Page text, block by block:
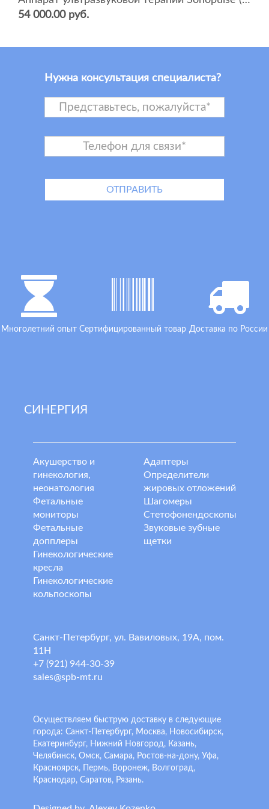
54 000.00 руб.
Нужна консультация специалиста?
Многолетний опыт Сертифицированный товар Доставка по России
СИНЕРГИЯ
Акушерство и
гинекология,
неонатология
Фетальные
мониторы
Фетальные
допплеры
Гинекологические
кресла
Гинекологические
кольпоскопы
Адаптеры
Определители
жировых отложений
Шагомеры
Стетофонендоскопы
Звуковые зубные
щетки
Санкт-Петербург, ул. Вавиловых, 19А, пом.
11Н
+7 (921) 944-30-39
sales@spb-mt.ru
Осуществляем быструю доставку в следующие
города: Санкт-Петербург, Москва, Новосибирск,
Екатеринбург, Нижний Новгород, Казань,
Челябинск, Омск, Самара, Ростов-на-дону, Уфа,
Красноярск, Пермь, Воронеж, Волгоград,
Краснодар, Саратов, Рязань.